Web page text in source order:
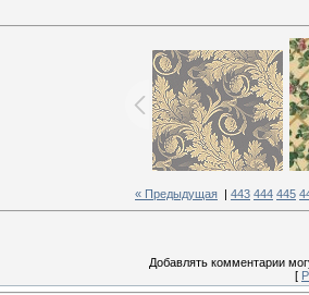
« Предыдущая 443 444 445
Добавлять комментарии
[